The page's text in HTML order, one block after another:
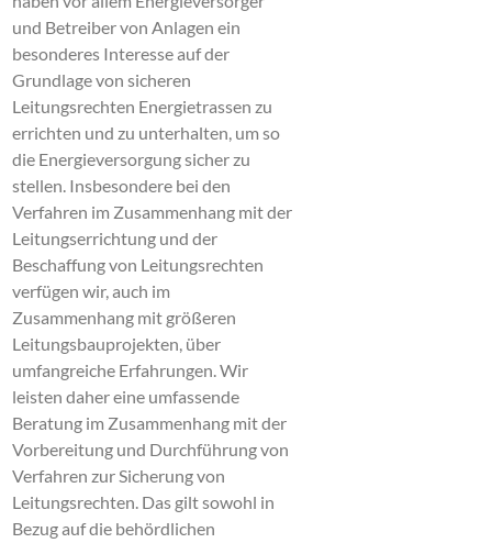
und Betreiber von Anlagen ein
besonderes Interesse auf der
Grundlage von sicheren
Leitungsrechten Energietrassen zu
errichten und zu unterhalten, um so
die Energieversorgung sicher zu
stellen. Insbesondere bei den
Verfahren im Zusammenhang mit der
Leitungserrichtung und der
Beschaffung von Leitungsrechten
verfügen wir, auch im
Zusammenhang mit größeren
Leitungsbauprojekten, über
umfangreiche Erfahrungen. Wir
leisten daher eine umfassende
Beratung im Zusammenhang mit der
Vorbereitung und Durchführung von
Verfahren zur Sicherung von
Leitungsrechten. Das gilt sowohl in
Bezug auf die behördlichen